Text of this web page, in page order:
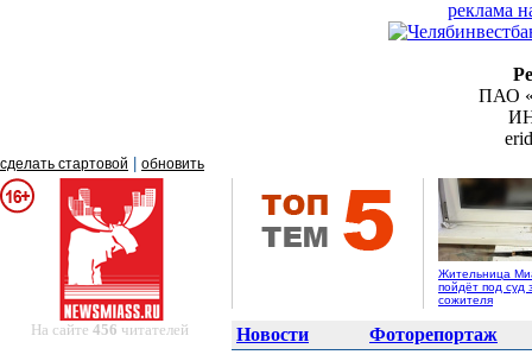
реклама
ПАО
сделать стартовой обновить
Жительница
пойдёт под суд
сожителя
На сайте 456 читателей Новости Фоторепортаж